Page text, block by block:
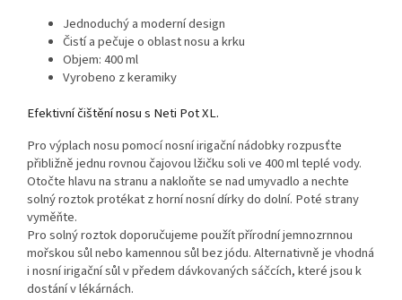
Jednoduchý a moderní design
Čistí a pečuje o oblast nosu a krku
Objem: 400 ml
Vyrobeno z keramiky
Efektivní čištění nosu s Neti Pot XL.
Pro výplach nosu pomocí nosní irigační nádobky rozpusťte
přibližně jednu rovnou čajovou lžičku soli ve 400 ml teplé vody.
Otočte hlavu na stranu a nakloňte se nad umyvadlo a nechte
solný roztok protékat z horní nosní dírky do dolní. Poté strany
vyměňte.
Pro solný roztok doporučujeme použít přírodní jemnozrnnou
mořskou sůl nebo kamennou sůl bez jódu. Alternativně je vhodná
i nosní irigační sůl v předem dávkovaných sáčcích, které jsou k
dostání v lékárnách.